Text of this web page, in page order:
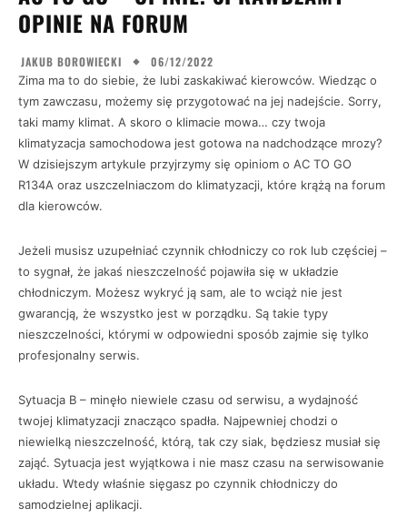
OPINIE NA FORUM
JAKUB BOROWIECKI 06/12/2022
Zima ma to do siebie, że lubi zaskakiwać kierowców. Wiedząc o
tym zawczasu, możemy się przygotować na jej nadejście. Sorry,
taki mamy klimat. A skoro o klimacie mowa… czy twoja
klimatyzacja samochodowa jest gotowa na nadchodzące mrozy?
W dzisiejszym artykule przyjrzymy się opiniom o AC TO GO
R134A oraz uszczelniaczom do klimatyzacji, które krążą na forum
dla kierowców.
Jeżeli musisz uzupełniać czynnik chłodniczy co rok lub częściej –
to sygnał, że jakaś nieszczelność pojawiła się w układzie
chłodniczym. Możesz wykryć ją sam, ale to wciąż nie jest
gwarancją, że wszystko jest w porządku. Są takie typy
nieszczelności, którymi w odpowiedni sposób zajmie się tylko
profesjonalny serwis.
Sytuacja B – minęło niewiele czasu od serwisu, a wydajność
twojej klimatyzacji znacząco spadła. Najpewniej chodzi o
niewielką nieszczelność, którą, tak czy siak, będziesz musiał się
zająć. Sytuacja jest wyjątkowa i nie masz czasu na serwisowanie
układu. Wtedy właśnie sięgasz po czynnik chłodniczy do
samodzielnej aplikacji.